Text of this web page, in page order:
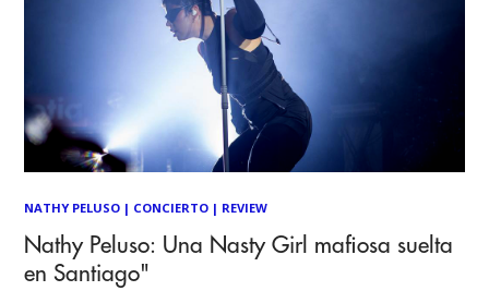
NATHY PELUSO | CONCIERTO | REVIEW
Nathy Peluso: Una Nasty Girl mafiosa suelta
en Santiago"